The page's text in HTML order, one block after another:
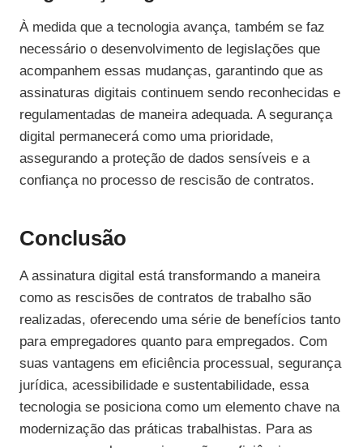
À medida que a tecnologia avança, também se faz
necessário o desenvolvimento de legislações que
acompanhem essas mudanças, garantindo que as
assinaturas digitais continuem sendo reconhecidas e
regulamentadas de maneira adequada. A segurança
digital permanecerá como uma prioridade,
assegurando a proteção de dados sensíveis e a
confiança no processo de rescisão de contratos.
Conclusão
A assinatura digital está transformando a maneira
como as rescisões de contratos de trabalho são
realizadas, oferecendo uma série de benefícios tanto
para empregadores quanto para empregados. Com
suas vantagens em eficiência processual, segurança
jurídica, acessibilidade e sustentabilidade, essa
tecnologia se posiciona como um elemento chave na
modernização das práticas trabalhistas. Para as